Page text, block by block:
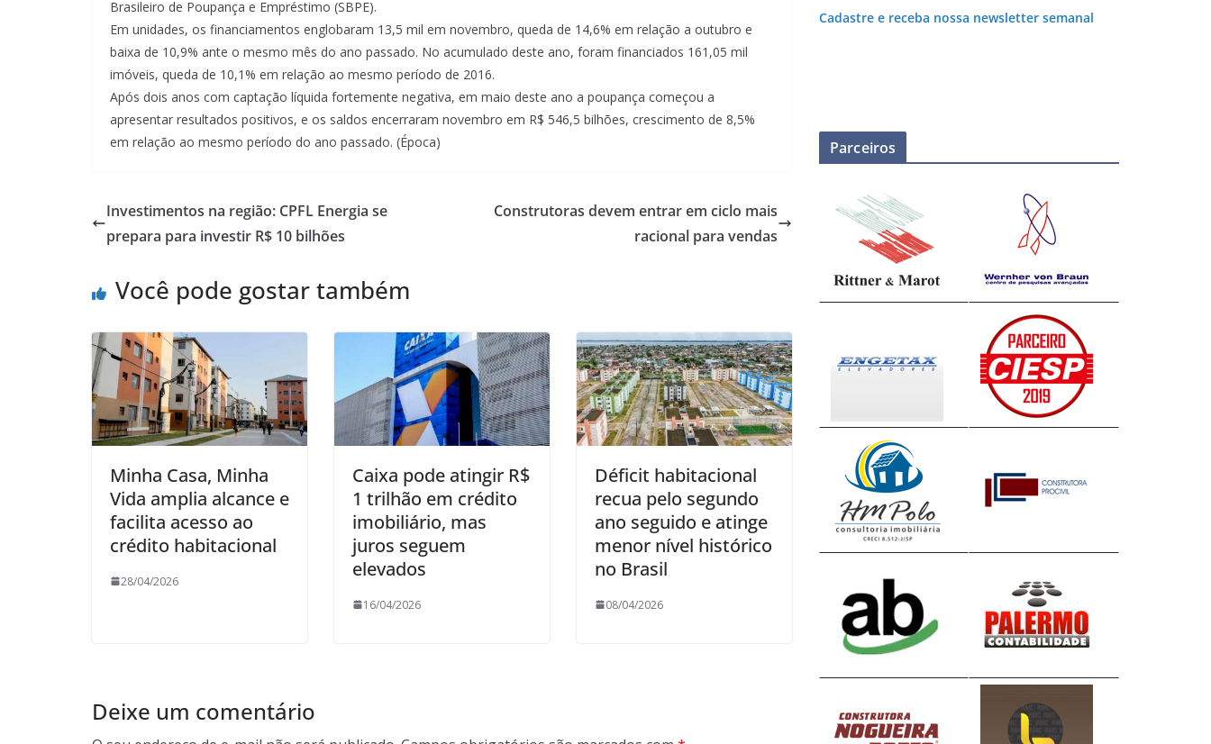
Brasileiro de Poupança e Empréstimo (SBPE).
Em unidades, os financiamentos englobaram 13,5 mil em novembro, queda de 14,6% em relação a outubro e
baixa de 10,9% ante o mesmo mês do ano passado. No acumulado deste ano, foram financiados 161,05 mil
imóveis, queda de 10,1% em relação ao mesmo período de 2016.
Após dois anos com captação líquida fortemente negativa, em maio deste ano a poupança começou a
apresentar resultados positivos, e os saldos encerraram novembro em R$ 546,5 bilhões, crescimento de 8,5%
em relação ao mesmo período do ano passado. (Época)
Investimentos na região: CPFL Energia se
prepara para investir R$ 10 bilhões
Construtoras devem entrar em ciclo mais
racional para vendas
Você pode gostar também
Minha Casa, Minha
Vida amplia alcance e
facilita acesso ao
crédito habitacional
28/04/2026
Caixa pode atingir R$
1 trilhão em crédito
imobiliário, mas
juros seguem
elevados
16/04/2026
Déficit habitacional
recua pelo segundo
ano seguido e atinge
menor nível histórico
no Brasil
08/04/2026
Deixe um comentário
Cadastre e receba nossa newsletter semanal
Parceiros